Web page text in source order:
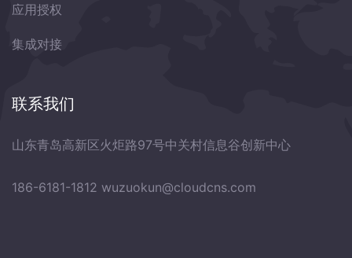
应用授权
集成对接
联系我们
山东青岛高新区火炬路97号中关村信息谷创新中心
186-6181-1812 wuzuokun@cloudcns.com